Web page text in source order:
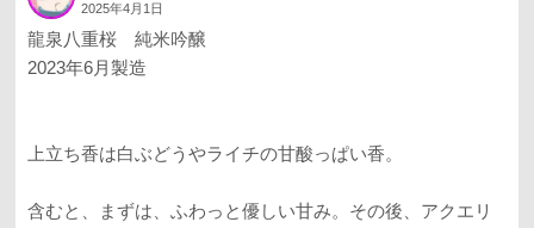
2025年4月1日
龍泉八重桜 純米吟醸
2023年6月製造
上立ち香は白ぶどうやライチの甘酸っぱい香。
含むと、まずは、ふわっと優しい甘み。その後、アクエリ